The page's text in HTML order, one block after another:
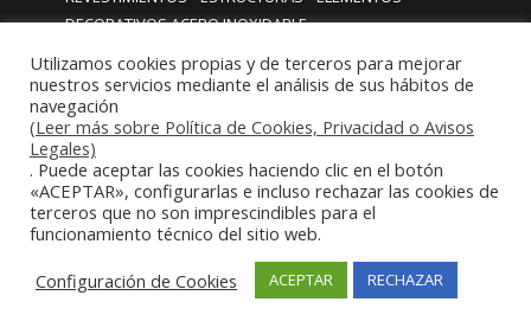
DECORATIVOS ACERO INOXIDABLE
PARTICULARES
COCINAS PROFESIONALES ACERO INOXIDABLE
COCINAS PROFESIONALES HORECA
COCINAS PROFESIONALES HOSTELERÍA MADRID
Cocinas profesionales industriales monoblock a medida
personalizadas
Cocinas profesionales industriales monoblock a medida
personalizadasCocinas profesionales industriales
monoblock a medida personalizadas
Utilizamos cookies propias y de terceros para mejorar
nuestros servicios mediante el análisis de sus hábitos de
navegación
(Leer más sobre Política de Cookies, Privacidad o Avisos
Legales)
. Puede aceptar las cookies haciendo clic en el botón
«ACEPTAR», configurarlas e incluso rechazar las cookies de
terceros que no son imprescindibles para el
funcionamiento técnico del sitio web.
Configuración de Cookies
ACEPTAR RECHAZAR